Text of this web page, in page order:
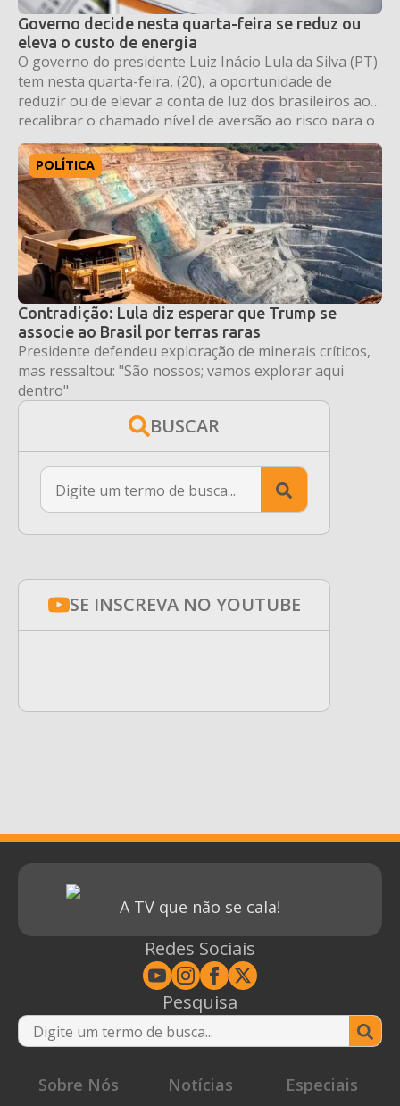
Governo decide nesta quarta-feira se reduz ou
eleva o custo de energia
O governo do presidente Luiz Inácio Lula da Silva (PT)
tem nesta quarta-feira, (20), a oportunidade de
reduzir ou de elevar a conta de luz dos brasileiros ao
recalibrar o chamado nível de aversão ao risco para o
setor elétrico. A decisão seria tomada em 13 de maio e
foi adiada por uma semana. A […]
POLÍTICA
Contradição: Lula diz esperar que Trump se
associe ao Brasil por terras raras
Presidente defendeu exploração de minerais críticos,
mas ressaltou: "São nossos; vamos explorar aqui
dentro"
BUSCAR
Search
for:
SE INSCREVA NO YOUTUBE
A TV que não se cala!
Redes Sociais
Pesquisa
Sobre Nós
Notícias Especiais